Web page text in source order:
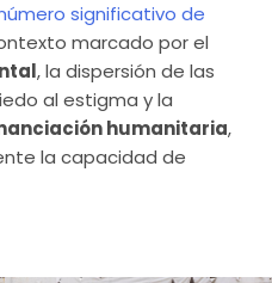
significativo de
marcado por el
, la dispersión de las
al estigma y la
humanitaria,
la capacidad de